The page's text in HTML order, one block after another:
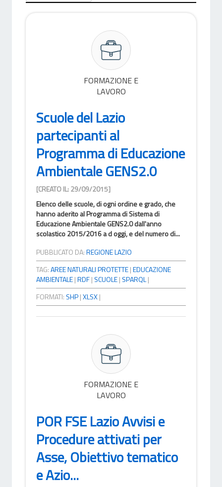
FORMAZIONE E
LAVORO
Scuole del Lazio
partecipanti al
Programma di Educazione
Ambientale GENS2.0
[CREATO IL: 29/09/2015]
Elenco delle scuole, di ogni ordine e grado, che
hanno aderito al Programma di Sistema di
Educazione Ambientale GENS2.0 dall'anno
scolastico 2015/2016 a d oggi, e del numero di...
PUBBLICATO DA:REGIONE LAZIO
TAG:AREE NATURALI PROTETTE|EDUCAZIONE
AMBIENTALE|RDF| SCUOLE| SPARQL|
FORMATI: SHP|XLSX|
FORMAZIONE E
LAVORO
POR FSE Lazio Avvisi e
Procedure attivati per
Asse, Obiettivo tematico
e Azio...